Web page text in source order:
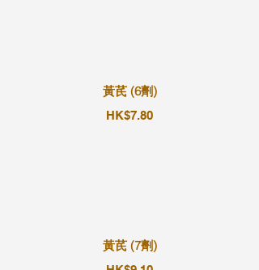
黃芪 (6劑)
HK$7.80
黃芪 (7劑)